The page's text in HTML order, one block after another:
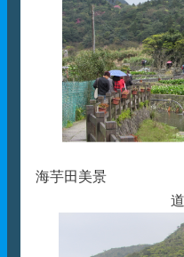
海芋田